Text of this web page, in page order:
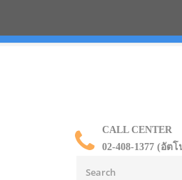
CALL CENTER
02-408-1377 (อัต
มกลับด้าน ราคาส่ง